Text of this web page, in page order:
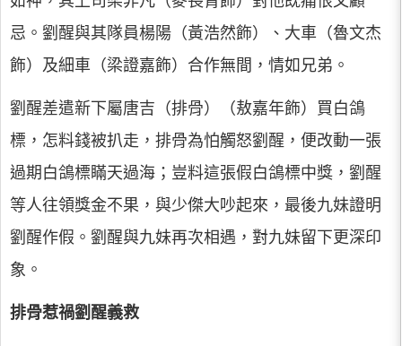
忌。劉醒與其隊員楊陽（黃浩然飾）、大車（魯文杰
飾）及細車（梁證嘉飾）合作無間，情如兄弟。
劉醒差遣新下屬唐吉（排骨）（敖嘉年飾）買白鴿
標，怎料錢被扒走，排骨為怕觸怒劉醒，便改動一張
過期白鴿標瞞天過海；豈料這張假白鴿標中獎，劉醒
等人往領獎金不果，與少傑大吵起來，最後九妹證明
劉醒作假。劉醒與九妹再次相遇，對九妹留下更深印
象。
排骨惹禍劉醒義救